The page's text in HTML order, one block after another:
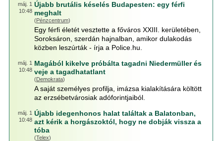
máj. 1
10:48
Újabb brutális késelés Budapesten: egy férfi
meghalt
(Pénzcentrum)
Egy férfi életét vesztette a főváros XXIII. kerületében,
Soroksáron, szerdán hajnalban, amikor dulakodás
közben leszúrták - írja a Police.hu.
máj. 1
10:48
Magából kikelve próbálta tagadni Niedermüller és
veje a tagadhatatlant
(Demokrata)
A saját személyes profilja, imázsa kialakítására költött
az erzsébetvárosiak adóforintjaiból.
máj. 1
10:48
Újabb idegenhonos halat találtak a Balatonban,
azt kérik a horgászoktól, hogy ne dobják vissza a
tóba
(Telex)